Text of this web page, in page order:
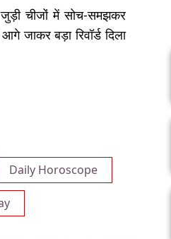
चीजों में सोच-समझकर
जाकर बड़ा रिवॉर्ड दिला
Daily Horoscope